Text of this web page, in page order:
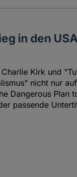
in den
Kirk und
nicht nur
Dangerous Plan
passende